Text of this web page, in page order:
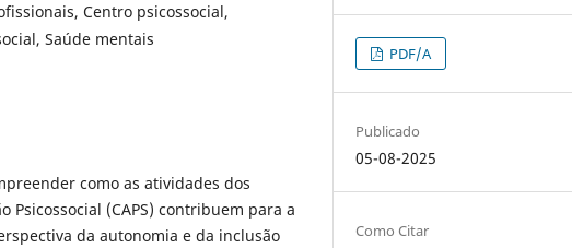
Centro psicossocial,
Saúde mentais
como as atividades dos
Psicossocial (CAPS) contribuem para a
da autonomia e da inclusão
PDF/A
Publicado
05-08-2025
Como Citar